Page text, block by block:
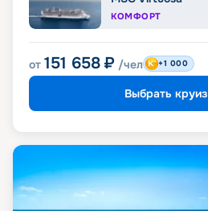
КОМФОРТ
от 151 658 ₽ /чел +1 000
Выбрать круиз